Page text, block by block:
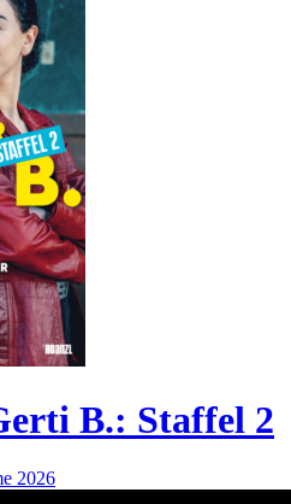
B.: Staffel 2
2026